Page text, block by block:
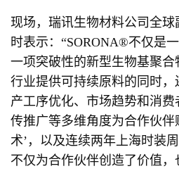
现场，瑞讯生物材料公司全
时表示：“SORONA®不仅是
一项突破性的新型生物基聚
行业提供可持续原料的同时
产工序优化、市场趋势和消
传推广等多维角度为合作伙伴
术’，以及连续两年上海时装
不仅为合作伙伴创造了价值